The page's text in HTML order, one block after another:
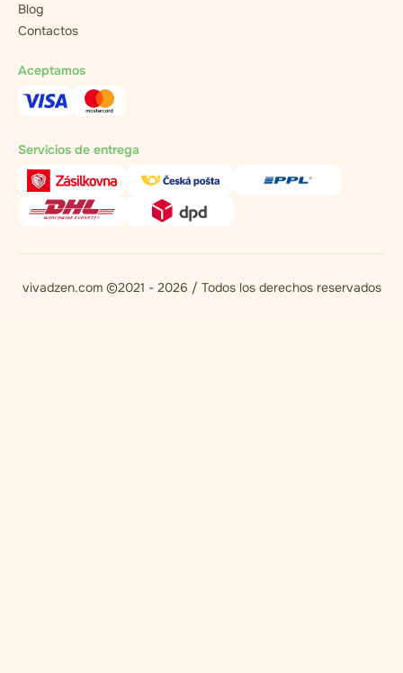
Blog
Contactos
Aceptamos
Servicios de entrega
vivadzen.com ©2021 - 2026 / Todos los derechos reservados